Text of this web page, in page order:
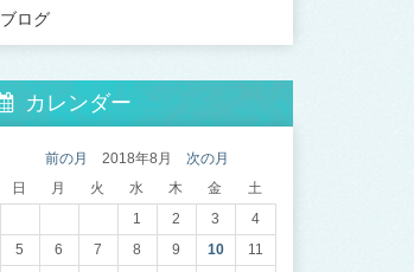
ブログ
カレンダー
前の月 2018年8月 次の月
日 月 火 水 木 金 土
1 2 3 4
5 6 7 8 9 10 11